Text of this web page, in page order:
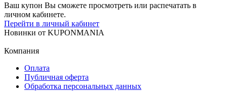
Ваш купон Вы сможете просмотреть или распечатать в
личном кабинете.
Перейти в личный кабинет
Новинки от KUPONMANIA
Компания
Оплата
Публичная оферта
Обработка персональных данных